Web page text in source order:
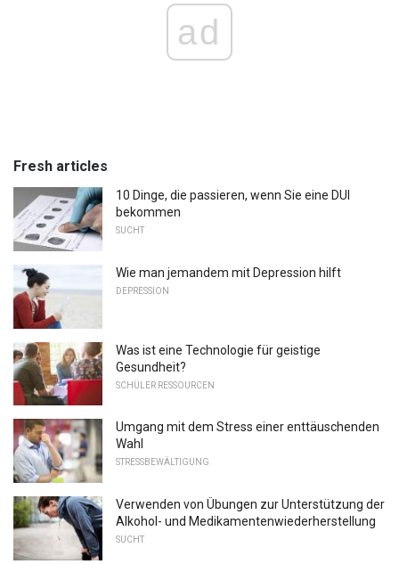
ad
Fresh articles
10 Dinge, die passieren, wenn Sie eine DUI
bekommen
SUCHT
Wie man jemandem mit Depression hilft
DEPRESSION
Was ist eine Technologie für geistige
Gesundheit?
SCHÜLER RESSOURCEN
Umgang mit dem Stress einer enttäuschenden
Wahl
STRESSBEWÄLTIGUNG
Verwenden von Übungen zur Unterstützung der
Alkohol- und Medikamentenwiederherstellung
SUCHT